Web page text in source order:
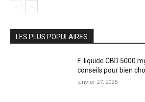
LES PLUS POPULAIRES
E-liquide CBD 5000
conseils pour bien
janvier 27, 2025